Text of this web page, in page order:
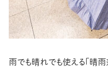
雨でも晴れでも使える「晴